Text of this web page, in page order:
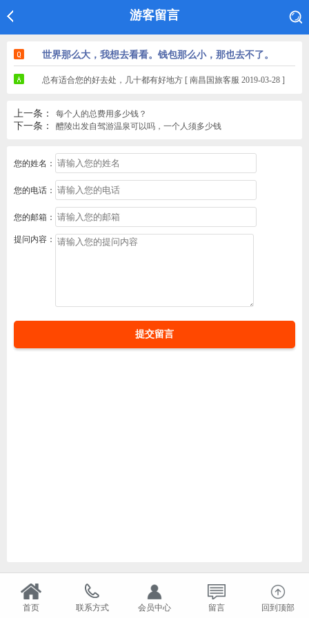
游客留言
世界那么大，我想去看看。钱包那么小，那也去不了。
总有适合您的好去处，几十都有好地方 [ 南昌国旅客服 2019-03-28 ]
上一条： 每个人的总费用多少钱？
下一条： 醴陵出发自驾游温泉可以吗，一个人须多少钱
您的姓名：
您的电话：
您的邮箱：
提问内容：
提交留言
首页 联系方式 会员中心 留言 回到顶部